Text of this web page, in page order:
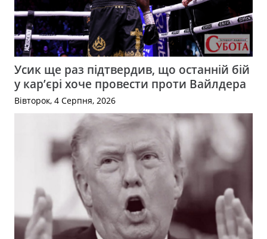
Усик ще раз підтвердив, що останній бій
у кар’єрі хоче провести проти Вайлдера
Вівторок, 4 Серпня, 2026